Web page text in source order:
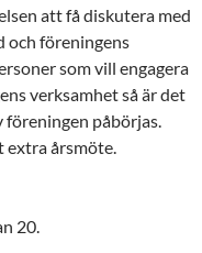
att få diskutera med
och föreningens
som vill engagera
verksamhet så är det
påbörjas.
årsmöte.
20.